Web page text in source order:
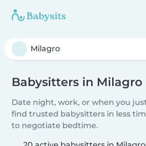
Babysitters in Milagro
Date night, work, or when you
find trusted babysitters in less
to negotiate bedtime.